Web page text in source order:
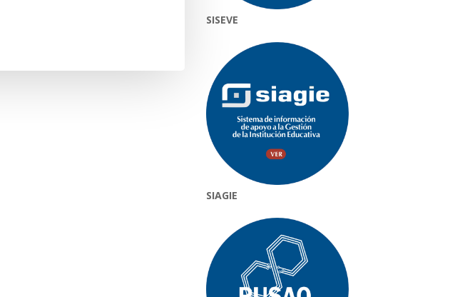
SISEVE
SIAGIE